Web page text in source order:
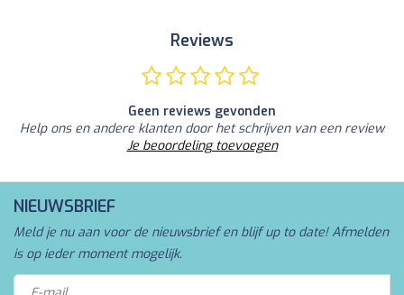
Reviews
Geen reviews gevonden
Help ons en andere klanten door het schrijven van een review
Je beoordeling toevoegen
NIEUWSBRIEF
Meld je nu aan voor de nieuwsbrief en blijf up to date! Afmelden
is op ieder moment mogelijk.